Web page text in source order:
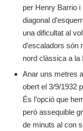
per Henry Barrio i
diagonal
una dificultat al
d’escaladors són
nord clàssica a la
Anar uns metres
obert el 3/9/1932
És l’opció que
però assequible
de minuts al con